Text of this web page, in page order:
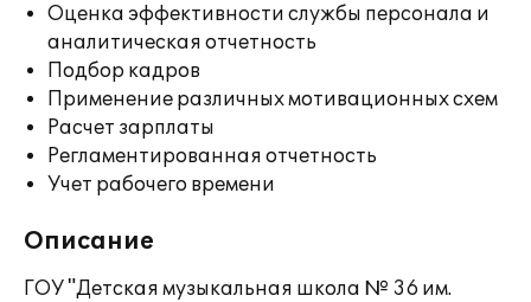
Оценка эффективности службы персонала и
аналитическая отчетность
Подбор кадров
Применение различных мотивационных схем
Расчет зарплаты
Регламентированная отчетность
Учет рабочего времени
Описание
ГОУ "Детская музыкальная школа № 36 им.